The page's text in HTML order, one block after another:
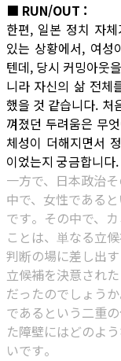
■ RUN/OUT :
한편, 일본 정치 자
있는 상황에서, 여성
텐데, 당시 커밍아웃
니라 자신의 삶 전체
했을 것 같습니다. 처
껴졌던 두려움은 무
체성이 더해지면서
이었는지 궁금합니다.
一方で、日本政治
中で、女性である
です。その中で、
ことは、単なる立
判断の場に差し出
立候補を決意され
だったのでしょう
であるという二重
た障壁にはどのよ
いです。